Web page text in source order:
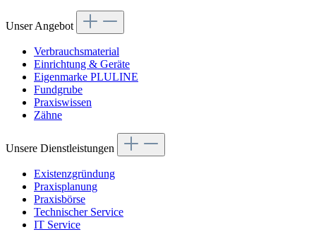
Unser Angebot
Verbrauchsmaterial
Einrichtung & Geräte
Eigenmarke PLULINE
Fundgrube
Praxiswissen
Zähne
Unsere Dienstleistungen
Existenzgründung
Praxisplanung
Praxisbörse
Technischer Service
IT Service